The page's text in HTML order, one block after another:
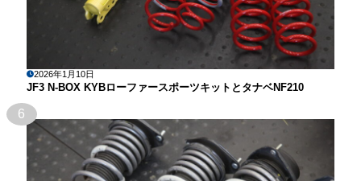
2026年1月10日
JF3 N-BOX KYBローファースポーツキットとタナベNF210
6